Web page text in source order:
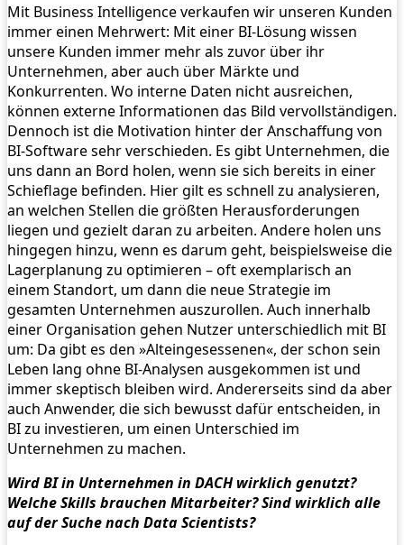
Mit Business Intelligence verkaufen wir unseren Kunden
immer einen Mehrwert: Mit einer BI-Lösung wissen
unsere Kunden immer mehr als zuvor über ihr
Unternehmen, aber auch über Märkte und
Konkurrenten. Wo interne Daten nicht ausreichen,
können externe Informationen das Bild vervollständigen.
Dennoch ist die Motivation hinter der Anschaffung von
BI-Software sehr verschieden. Es gibt Unternehmen, die
uns dann an Bord holen, wenn sie sich bereits in einer
Schieflage befinden. Hier gilt es schnell zu analysieren,
an welchen Stellen die größten Herausforderungen
liegen und gezielt daran zu arbeiten. Andere holen uns
hingegen hinzu, wenn es darum geht, beispielsweise die
Lagerplanung zu optimieren – oft exemplarisch an
einem Standort, um dann die neue Strategie im
gesamten Unternehmen auszurollen. Auch innerhalb
einer Organisation gehen Nutzer unterschiedlich mit BI
um: Da gibt es den »Alteingesessenen«, der schon sein
Leben lang ohne BI-Analysen ausgekommen ist und
immer skeptisch bleiben wird. Andererseits sind da aber
auch Anwender, die sich bewusst dafür entscheiden, in
BI zu investieren, um einen Unterschied im
Unternehmen zu machen.
Wird BI in Unternehmen in DACH wirklich genutzt?
Welche Skills brauchen Mitarbeiter? Sind wirklich alle
auf der Suche nach Data Scientists?